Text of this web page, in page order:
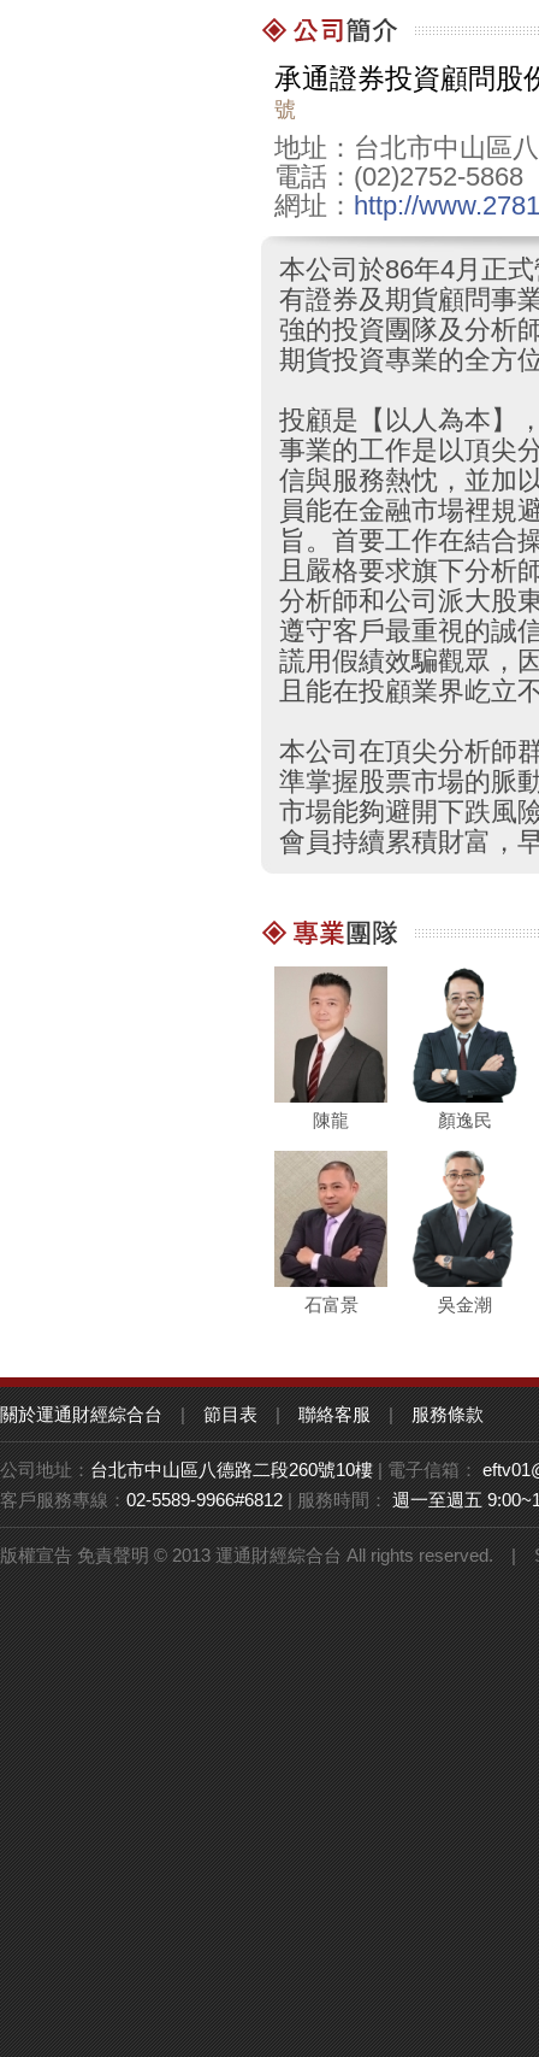
承通證券投資顧問股
號
地址：台北市中山區
電話：(02)2752-5868
網址： http://
本公司於86年4月正
有證券及期貨顧問事
強的投資團隊及分析
期貨投資專業的全方
投顧是【以人為本】
事業的工作是以頂尖
信與服務熱忱，並加
員能在金融市場裡規
旨。首要工作在結合
且嚴格要求旗下分析
分析師和公司派大股
遵守客戶最重視的誠
謊用假績效騙觀眾，
且能在投顧業界屹立
本公司在頂尖分析師
準掌握股票市場的脈
市場能夠避開下跌風
會員持續累積財富，
陳龍 顏逸民
石富景 吳金潮
關於運通財經綜合台|節目表|聯絡客服|服務條款
公司地址：台北市中山區八德路二段260號10樓| 電子信箱：
客戶服務專線：02-5589-9966#6812| 服務時間：週一至週五
版權宣告 免責聲明 © 2013 運通財經綜合台 All rights reserved. |